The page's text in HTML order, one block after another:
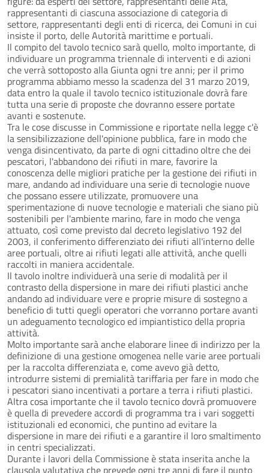
rappresentanti di ciascuna associazione di categoria di
settore, rappresentanti degli enti di ricerca, dei Comuni in cui
insiste il porto, delle Autorità marittime e portuali.
Il compito del tavolo tecnico sarà quello, molto importante, di
individuare un programma triennale di interventi e di azioni
che verrà sottoposto alla Giunta ogni tre anni; per il primo
programma abbiamo messo la scadenza del 31 marzo 2019,
data entro la quale il tavolo tecnico istituzionale dovrà fare
tutta una serie di proposte che dovranno essere portate
avanti e sostenute.
Tra le cose discusse in Commissione e riportate nella legge c'è
la sensibilizzazione dell'opinione pubblica, fare in modo che
venga disincentivato, da parte di ogni cittadino oltre che dei
pescatori, l'abbandono dei rifiuti in mare, favorire la
conoscenza delle migliori pratiche per la gestione dei rifiuti in
mare, andando ad individuare una serie di tecnologie nuove
che possano essere utilizzate, promuovere una
sperimentazione di nuove tecnologie e materiali che siano più
sostenibili per l'ambiente marino, fare in modo che venga
attuato, così come previsto dal decreto legislativo 192 del
2003, il conferimento differenziato dei rifiuti all'interno delle
aree portuali, oltre ai rifiuti legati alle attività, anche quelli
raccolti in maniera accidentale.
Il tavolo inoltre individuerà una serie di modalità per il
contrasto della dispersione in mare dei rifiuti plastici anche
andando ad individuare vere e proprie misure di sostegno a
beneficio di tutti quegli operatori che vorranno portare avanti
un adeguamento tecnologico ed impiantistico della propria
attività.
Molto importante sarà anche elaborare linee di indirizzo per la
definizione di una gestione omogenea nelle varie aree portuali
per la raccolta differenziata e, come avevo già detto,
introdurre sistemi di premialità tariffaria per fare in modo che
i pescatori siano incentivati a portare a terra i rifiuti plastici.
Altra cosa importante che il tavolo tecnico dovrà promuovere
è quella di prevedere accordi di programma tra i vari soggetti
istituzionali ed economici, che puntino ad evitare la
dispersione in mare dei rifiuti e a garantire il loro smaltimento
in centri specializzati.
Durante i lavori della Commissione è stata inserita anche la
clausola valutativa che prevede ogni tre anni di fare il punto